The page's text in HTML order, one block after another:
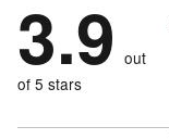
of
reviewers
of
reviewers
16%
of
reviewers
by
6%
of
reviewers
stars
by
12%
of
3.9 out
of 5 stars